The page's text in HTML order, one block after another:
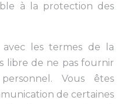
à la protection des
les termes de la
libre de ne pas fournir
Vous êtes
de certaines